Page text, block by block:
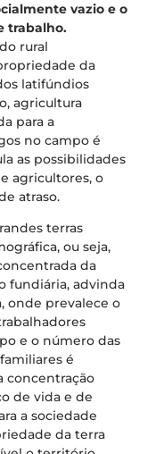
vazio e o
trabalho.
rural
da
latifúndios
agricultura
para a
no campo é
as possibilidades
agricultores, o
atraso.
terras
ou seja,
da
fundiária, advinda
onde prevalece o
e o número das
é
concentração
de vida e de
a sociedade
da terra